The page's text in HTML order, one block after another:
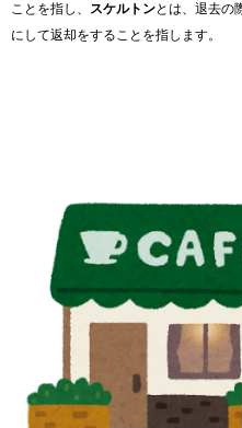
ことを指し、 スケルトンとは、退去の
にして返却をすることを指します。